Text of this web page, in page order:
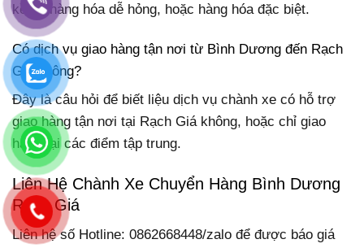
kềnh, hàng hóa dễ hỏng, hoặc hàng hóa đặc biệt.
Có dịch vụ giao hàng tận nơi từ Bình Dương đến Rạch
Giá không?
Đây là câu hỏi để biết liệu dịch vụ chành xe có hỗ trợ
giao hàng tận nơi tại Rạch Giá không, hoặc chỉ giao
hàng tại các điểm tập trung.
Liên Hệ Chành Xe Chuyển Hàng Bình Dương
Rạch Giá
Liên hệ số Hotline: 0862668448/zalo để được báo giá